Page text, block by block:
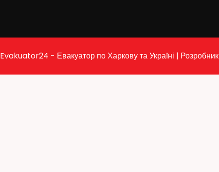
Evakuator24 - Евакуатор по Харкову та Україні | Розробник